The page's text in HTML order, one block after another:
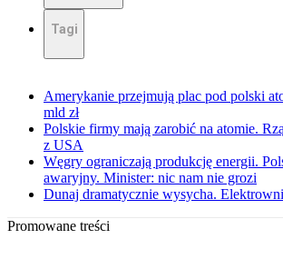
Tagi
Amerykanie przejmują plac pod polski
mld zł
Polskie firmy mają zarobić na atomie.
z USA
Węgry ograniczają produkcję energii.
awaryjny. Minister: nic nam nie grozi
Dunaj dramatycznie wysycha.
Promowane treści